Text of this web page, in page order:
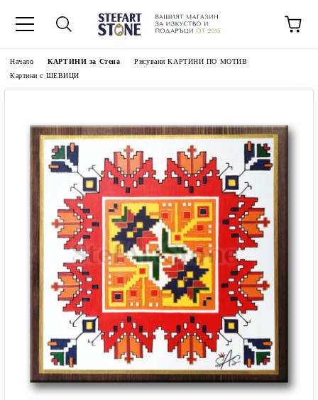
Начало КАРТИНИ за Стена
Рисувани КАРТИНИ ПО МОТИВ
Картини с ШЕВИЦИ